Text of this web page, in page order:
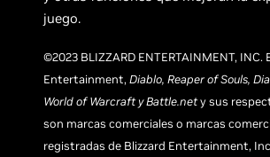
juego.
©2023 BLIZZARD ENTERTAINMENT, INC.
Entertainment,Diablo, Reaper of Souls,
World of Warcraft y Battle.nety sus
son marcas comerciales o marcas
registradas de Blizzard Entertainment,